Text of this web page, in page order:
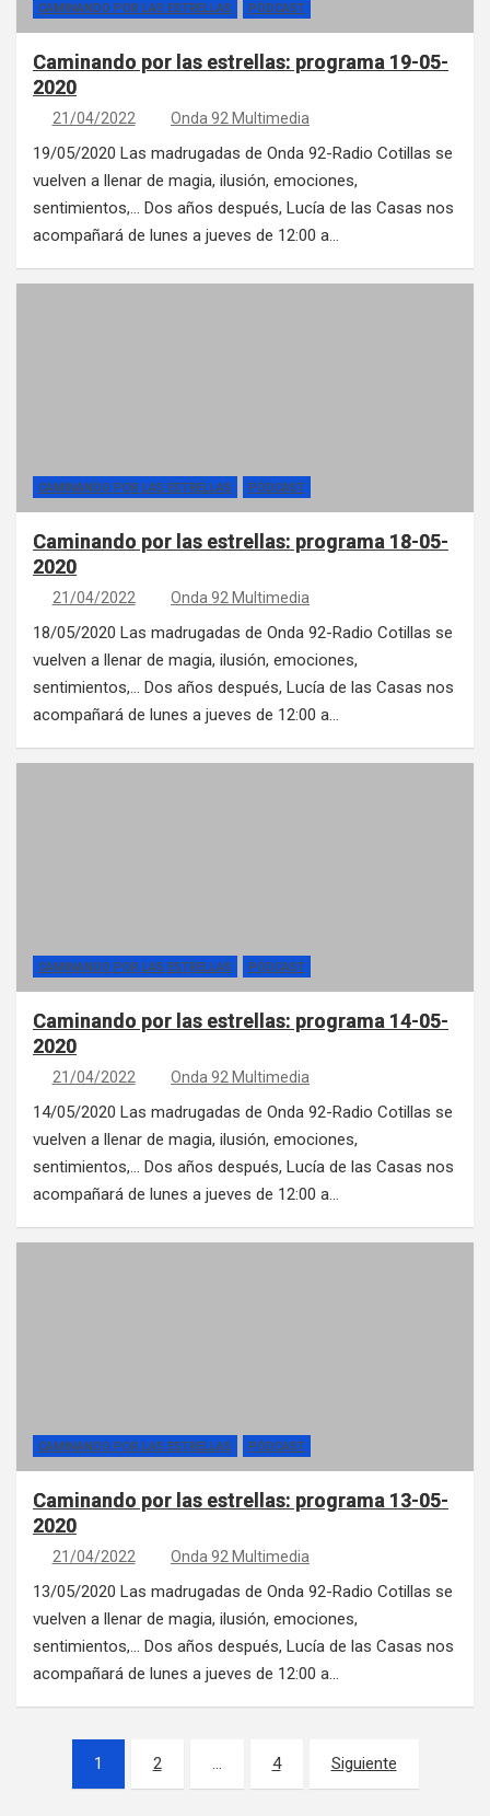
CAMINANDO POR LAS ESTRELLAS PÓDCAST
Caminando por las estrellas: programa 19-05-
2020
21/04/2022 Onda 92 Multimedia
19/05/2020 Las madrugadas de Onda 92-Radio Cotillas se
vuelven a llenar de magia, ilusión, emociones,
sentimientos,… Dos años después, Lucía de las Casas nos
acompañará de lunes a jueves de 12:00 a…
CAMINANDO POR LAS ESTRELLAS PÓDCAST
Caminando por las estrellas: programa 18-05-
2020
21/04/2022 Onda 92 Multimedia
18/05/2020 Las madrugadas de Onda 92-Radio Cotillas se
vuelven a llenar de magia, ilusión, emociones,
sentimientos,… Dos años después, Lucía de las Casas nos
acompañará de lunes a jueves de 12:00 a…
CAMINANDO POR LAS ESTRELLAS PÓDCAST
Caminando por las estrellas: programa 14-05-
2020
21/04/2022 Onda 92 Multimedia
14/05/2020 Las madrugadas de Onda 92-Radio Cotillas se
vuelven a llenar de magia, ilusión, emociones,
sentimientos,… Dos años después, Lucía de las Casas nos
acompañará de lunes a jueves de 12:00 a…
CAMINANDO POR LAS ESTRELLAS PÓDCAST
Caminando por las estrellas: programa 13-05-
2020
21/04/2022 Onda 92 Multimedia
13/05/2020 Las madrugadas de Onda 92-Radio Cotillas se
vuelven a llenar de magia, ilusión, emociones,
sentimientos,… Dos años después, Lucía de las Casas nos
acompañará de lunes a jueves de 12:00 a…
Paginación de entradas
1 2 … 4 Siguiente